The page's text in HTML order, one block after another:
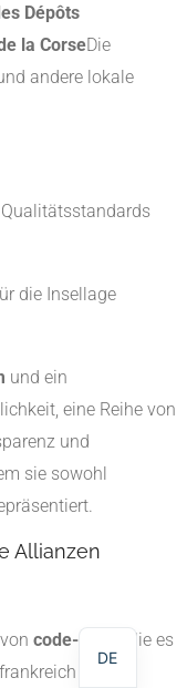
Dépôts
la CorseDie
andere lokale
die Insellage
und ein
eine Reihe von
und
sie sowohl
Allianzen
code-share
die es
und
DE
NL